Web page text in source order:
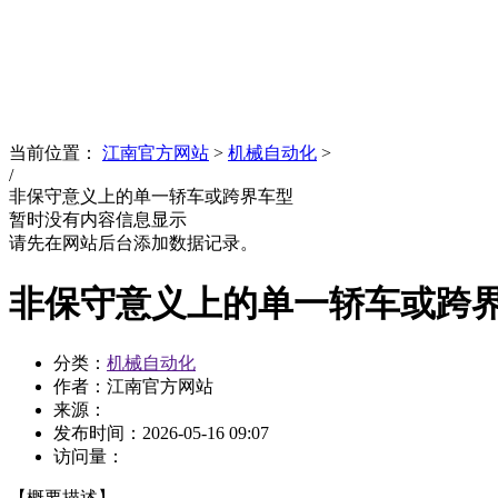
当前位置： 江南官方网站 > 机械自动化 >
/
非保守意义上的单一轿车或跨界车型
暂时没有内容信息显示
请先在网站后台添加数据记录。
非保守意义上的单一轿车或跨
分类： 机械自动化
作者：江南官方网站
来源：
发布时间： 2026-05-16 09:07
访问量：